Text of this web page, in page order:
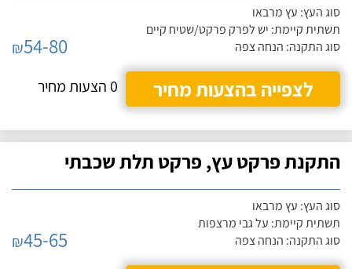
סוג העץ: עץ מרבאו
תשתית קיימת: יש לפרק פרקט/שטיח קיים
סוג התקנה: הנחה צפה
₪54-80
לצפייה בהצעות מחיר
0 הצעות מחיר
התקנת פרקט עץ, פרקט תלת שכבתי
סוג העץ: עץ מרבאו
תשתית קיימת: על גבי מרצפות
סוג התקנה: הנחה צפה
₪45-65